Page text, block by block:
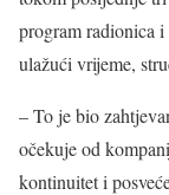
program radionica i
ulažući vrijeme,
– To je bio
očekuje od
kontinuitet i